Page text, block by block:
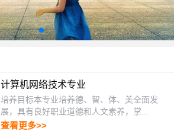
计算机网络技术专业
培养目标本专业培养德、智、体、美全面发
展，具有良好职业道德和人文素养，掌...
查看更多>>